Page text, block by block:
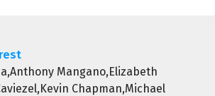
Mangano,Elizabeth
Chapman,Michael